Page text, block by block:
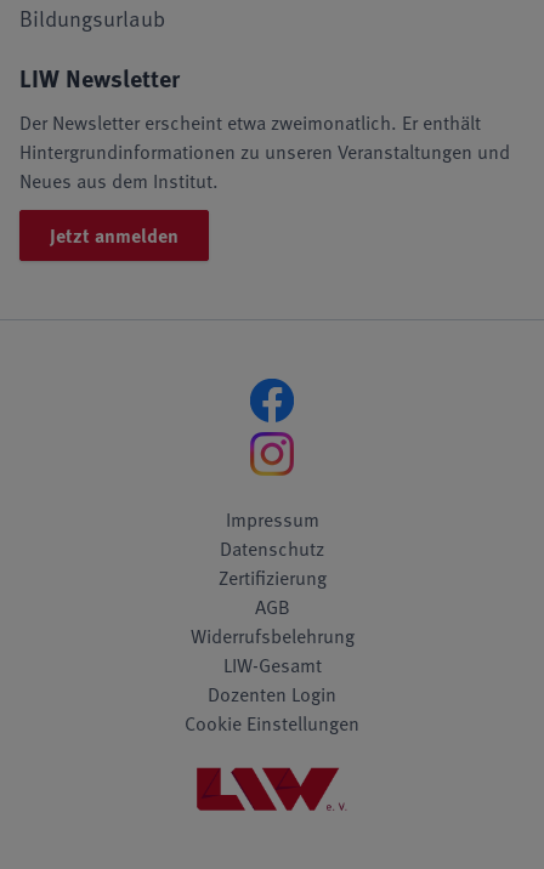
Bildungsurlaub
LIW Newsletter
Der Newsletter erscheint etwa zweimonatlich. Er enthält
Hintergrundinformationen zu unseren Veranstaltungen und
Neues aus dem Institut.
Jetzt anmelden
Impressum
Datenschutz
Zertifizierung
AGB
Widerrufsbelehrung
LIW-Gesamt
Dozenten Login
Cookie Einstellungen